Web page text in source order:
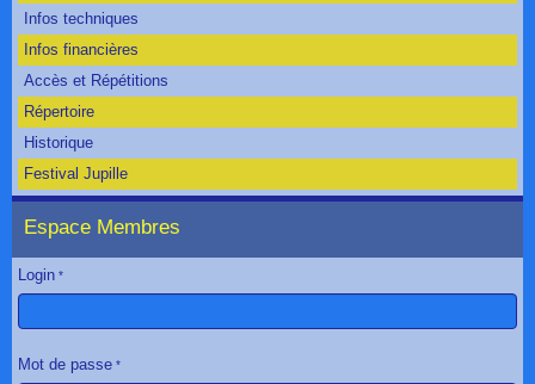
Infos techniques
Infos financières
Accès et Répétitions
Répertoire
Historique
Festival Jupille
Espace Membres
Login
Mot de passe